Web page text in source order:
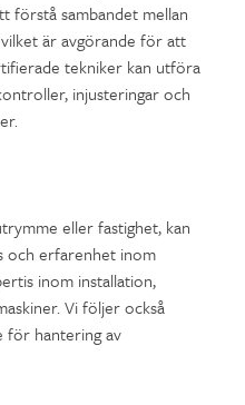
förstå sambandet mellan
är avgörande för att
tekniker kan utföra
injusteringar och
eller fastighet, kan
och erfarenhet inom
inom installation,
Vi följer också
för hantering av